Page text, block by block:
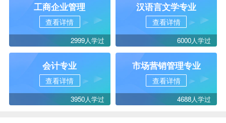
工商企业管理
查看详情
2999人学过
汉语言文学专业
查看详情
6000人学过
会计专业
查看详情
3950人学过
市场营销管理专业
查看详情
4688人学过